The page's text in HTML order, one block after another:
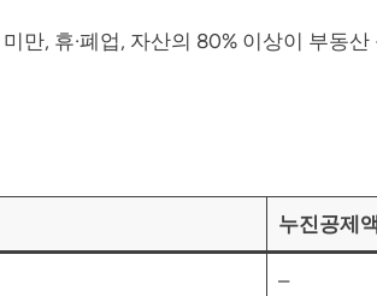
만, 휴·폐업, 자산의 80% 이상이 부동
누진공제액
–